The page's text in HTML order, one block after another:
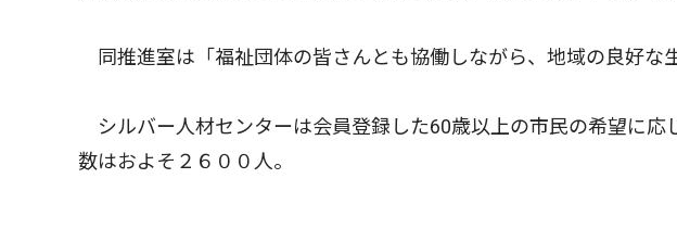
同推進室は「福祉団体の皆さんとも協働しながら、地域の良好な
シルバー人材センターは会員登録した60歳以上の市民の希望に応
数はおよそ２６００人。